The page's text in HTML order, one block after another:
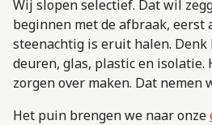
Wij slopen selectief. Dat wil
beginnen met de afbraak, eerst
steenachtig is eruit halen.
deuren, glas, plastic en isolatie.
zorgen over maken. Dat nemen
Het puin brengen we naar onze